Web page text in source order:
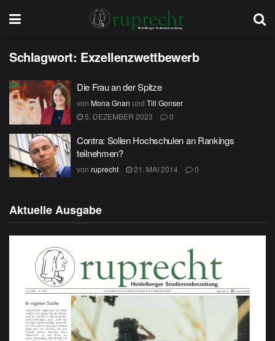
Schlagwort: Exzellenzwettbewerb
Die Frau an der Spitze
von Mona Gnan und Till Gonser
5. DEZEMBER 2023
0
Contra: Sollen Hochschulen an Rankings
teilnehmen?
von ruprecht 21. MAI 2014 0
Aktuelle Ausgabe